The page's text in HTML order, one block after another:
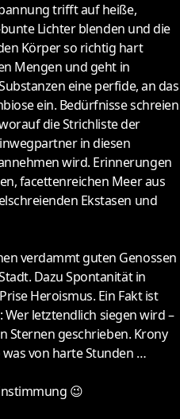
trifft auf heiße,
Lichter blenden und die
Körper so richtig hart
Mengen und geht in
eine perfide, an das
ein. Bedürfnisse schreien
die Strichliste der
in diesen
wird. Erinnerungen
facettenreichen Meer aus
Ekstasen und
verdammt guten Genossen
Dazu Spontanität in
Heroismus. Ein Fakt ist
letztendlich siegen wird –
Sternen geschrieben. Krony
von harte Stunden …
😉